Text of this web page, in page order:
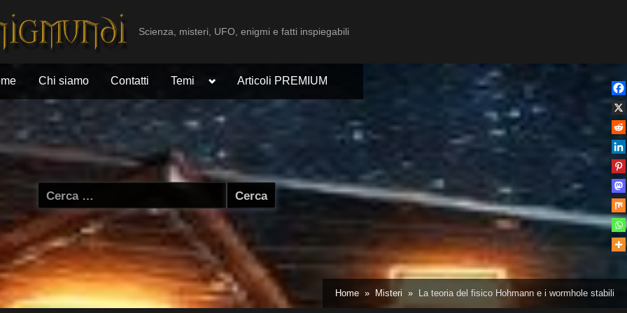
Scienza, misteri, UFO, enigmi e fatti inspiegabili
Chi siamo Contatti Temi
Toggle
menu
Toggle
sub-
Toggle
Articoli PREMIUM
Ricerca
per:
Home Misteri La teoria del fisico Hohmann e i wormhole stabili